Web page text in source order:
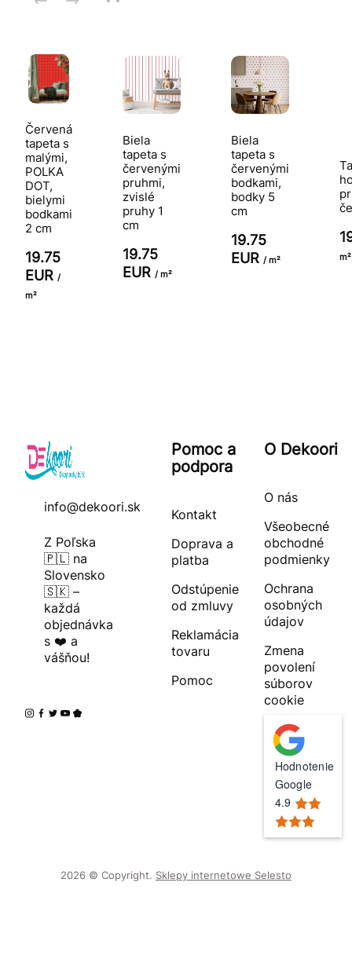
Červená
tapeta s
malými,
POLKA
DOT,
bielymi
bodkami
2 cm
19.75
EUR /
m²
Biela
tapeta s
červenými
pruhmi,
zvislé
pruhy 1
cm
19.75
EUR / m²
Biela
tapeta s
červenými
bodkami,
bodky 5
cm
19.75
EUR / m² m²
info@dekoori.sk
Z Poľska
🇵🇱 na
Slovensko
🇸🇰 –
každá
objednávka
s ❤️ a
vášňou!
Pomoc a
podpora
Kontakt
Doprava a
platba
Odstúpenie
od zmluvy
Reklamácia
tovaru
Pomoc
O Dekoori
O nás
Všeobecné
obchodné
podmienky
Ochrana
osobných
údajov
Zmena
povolení
súborov
cookie
Hodnotenie
Google
4.9
2026 © Copyright. Sklepy internetowe Selesto